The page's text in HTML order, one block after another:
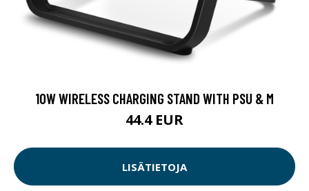
10W WIRELESS CHARGING STAND WITH PSU & M
44.4 EUR
LISÄTIETOJA